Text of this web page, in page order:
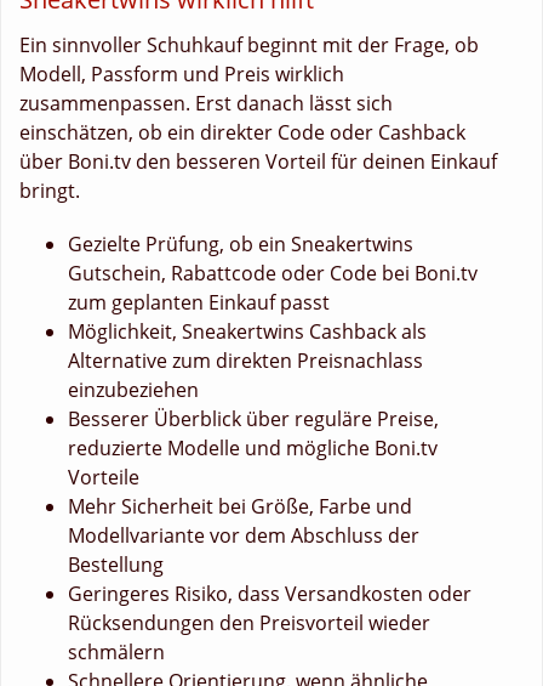
Ein sinnvoller Schuhkauf beginnt mit der Frage, ob
Modell, Passform und Preis wirklich
zusammenpassen. Erst danach lässt sich
einschätzen, ob ein direkter Code oder Cashback
über Boni.tv den besseren Vorteil für deinen Einkauf
bringt.
Gezielte Prüfung, ob ein Sneakertwins
Gutschein, Rabattcode oder Code bei Boni.tv
zum geplanten Einkauf passt
Möglichkeit, Sneakertwins Cashback als
Alternative zum direkten Preisnachlass
einzubeziehen
Besserer Überblick über reguläre Preise,
reduzierte Modelle und mögliche Boni.tv
Vorteile
Mehr Sicherheit bei Größe, Farbe und
Modellvariante vor dem Abschluss der
Bestellung
Geringeres Risiko, dass Versandkosten oder
Rücksendungen den Preisvorteil wieder
schmälern